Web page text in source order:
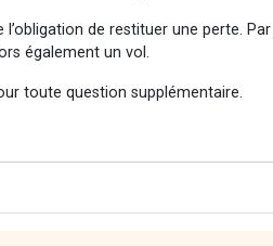
l’obligation de restituer une perte.
également un vol.
toute question supplémentaire.